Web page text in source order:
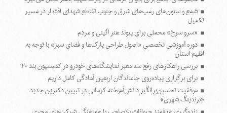
شمع و ستون‌های رمپ‌های شرق و جنوب تقاطع شهدای اقتدار در مسیر
تکمیل
«سرو سرخ» محملی برای پیوند هنر آئینی و مردم
دوره آموزشی تخصصی «اصول طراحی پارک‌ها و فضای سبز» با توجه به
اقلیم استان
بررسی راهکارهای رفع سد معبر نمایشگاه‌های خودرو در کمیسیون بند ۲۰
برای برگزاری پیاده‌روی جاماندگان اربعین آمادگی کامل داریم
موفقیت تحسین‌برانگیز دانش‌آموخته کرمانی در تبیین دکترین جدید
«برندینگ شهری»